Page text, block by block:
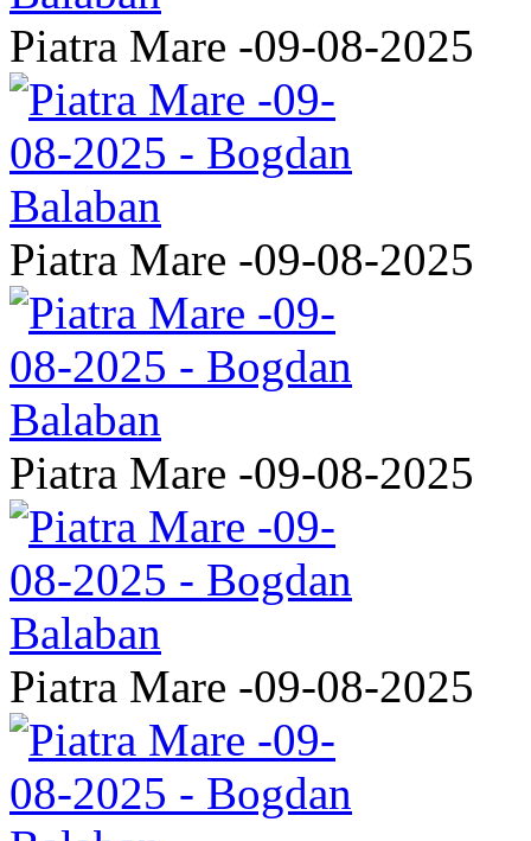
Piatra Mare -09-08-2025
Piatra Mare -09-08-2025
Piatra Mare -09-08-2025
Piatra Mare -09-08-2025